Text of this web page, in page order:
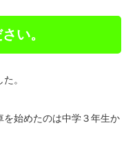
い。
。
始めたのは中学３年生か